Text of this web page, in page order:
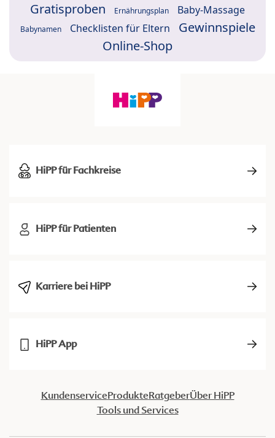
Gratisproben Ernährungsplan Baby-Massage
Babynamen Checklisten für Eltern
Gewinnspiele
Online-Shop
HiPP für Fachkreise
HiPP für Patienten
Karriere bei HiPP
HiPP App
KundenserviceProdukteRatgeberÜber HiPP
Tools und Services